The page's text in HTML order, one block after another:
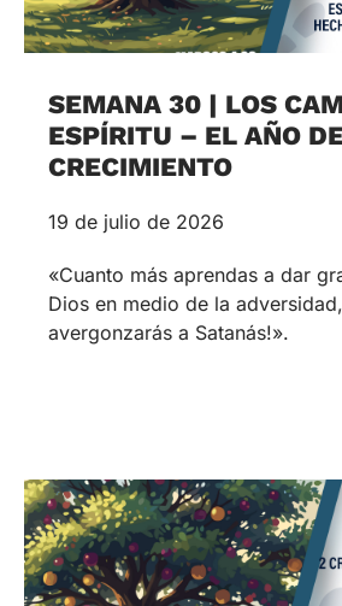
SEMANA 30 | LOS
ESPÍRITU – EL AÑO
CRECIMIENTO
19 de julio de 2026
«Cuanto más aprendas a dar
Dios en medio de la
avergonzarás a Satanás!».